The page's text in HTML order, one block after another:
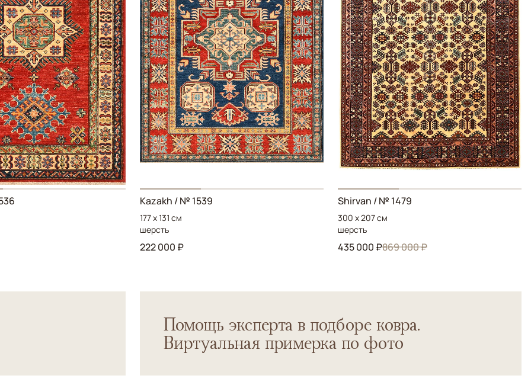
Kazakh / № 1539
177 x 131 см
шерсть
222 000 ₽
Shirvan / № 1479
300 x 207 см
шерсть
435 000 ₽869 000 ₽
Помощь эксперта в подборе ковра.
Виртуальная примерка по фото